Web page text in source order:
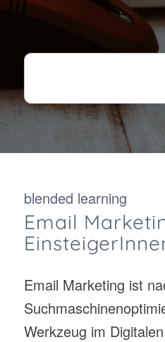
blended learning
Email
Email Marketing ist
Werkzeug im